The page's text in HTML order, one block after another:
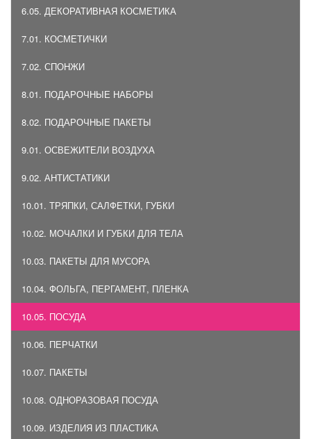
6.05. ДЕКОРАТИВНАЯ КОСМЕТИКА
7.01. КОСМЕТИЧКИ
7.02. СПОНЖИ
8.01. ПОДАРОЧНЫЕ НАБОРЫ
8.02. ПОДАРОЧНЫЕ ПАКЕТЫ
9.01. ОСВЕЖИТЕЛИ ВОЗДУХА
9.02. АНТИСТАТИКИ
10.01. ТРЯПКИ, САЛФЕТКИ, ГУБКИ
10.02. МОЧАЛКИ И ГУБКИ ДЛЯ ТЕЛА
10.03. ПАКЕТЫ ДЛЯ МУСОРА
10.04. ФОЛЬГА, ПЕРГАМЕНТ, ПЛЕНКА
10.05. ПОСУДА
10.06. ПЕРЧАТКИ
10.07. ПАКЕТЫ
10.08. ОДНОРАЗОВАЯ ПОСУДА
10.09. ИЗДЕЛИЯ ИЗ ПЛАСТИКА